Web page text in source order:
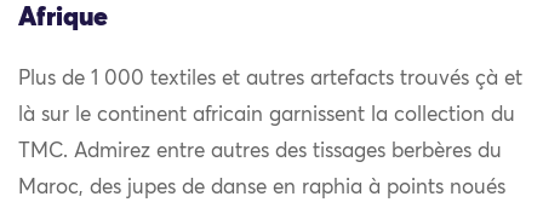
Afrique
Plus de 1 000 textiles et autres artefacts trouvés çà et
là sur le continent africain garnissent la collection du
TMC. Admirez entre autres des tissages berbères du
Maroc, des jupes de danse en raphia à points noués